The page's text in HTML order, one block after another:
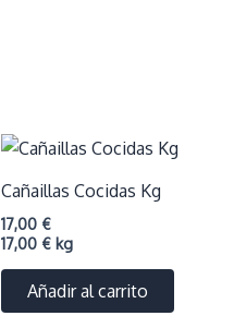
Cañaillas Cocidas Kg
17,00 €
17,00 € kg
Añadir al carrito